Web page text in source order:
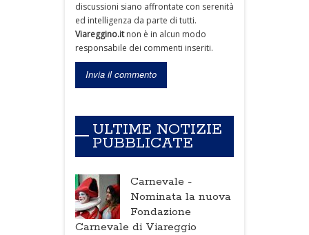
discussioni siano affrontate con serenità
ed intelligenza da parte di tutti.
Viareggino.itnon è in alcun modo
responsabile dei commenti inseriti.
ULTIME NOTIZIE
PUBBLICATE
Carnevale -
Nominata la nuova
Fondazione
Carnevale di Viareggio